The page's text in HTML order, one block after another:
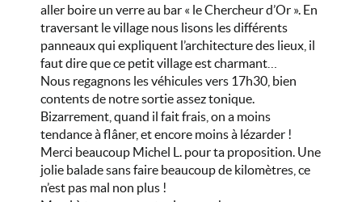
aller boire un verre au bar « le Chercheur d’Or ». En
traversant le village nous lisons les différents
panneaux qui expliquent l’architecture des lieux, il
faut dire que ce petit village est charmant…
Nous regagnons les véhicules vers 17h30, bien
contents de notre sortie assez tonique.
Bizarrement, quand il fait frais, on a moins
tendance à flâner, et encore moins à lézarder !
Merci beaucoup Michel L. pour ta proposition. Une
jolie balade sans faire beaucoup de kilomètres, ce
n’est pas mal non plus !